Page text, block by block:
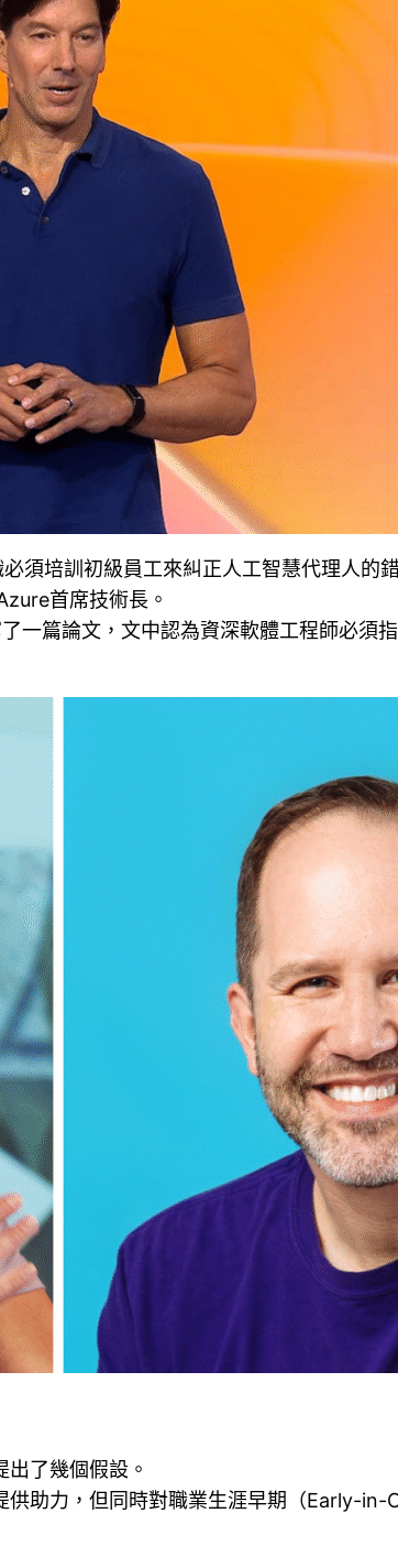
須培訓初級員工來糾正人工智慧代理人的
首席技術長。
一篇論文，文中認為資深軟體工程師必須
了幾個假設。
助力，但同時對職業生涯早期（Early-